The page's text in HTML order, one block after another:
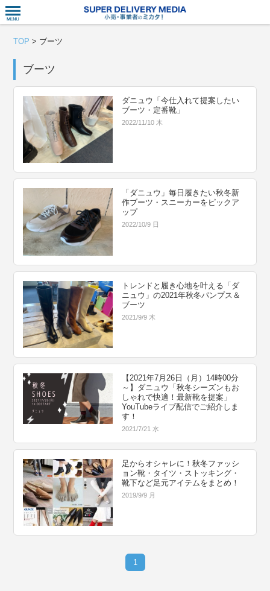
TOP > ブーツ
ブーツ
ダニュウ「今仕入れて提案したい
ブーツ・定番靴」
2022/11/10 木
「ダニュウ」毎日履きたい秋冬新
作ブーツ・スニーカーをピックア
ップ
2022/10/9 日
トレンドと履き心地を叶える「ダ
ニュウ」の2021年秋冬パンプス＆
ブーツ
2021/9/9 木
【2021年7月26日（月）14時00分
～】ダニュウ「秋冬シーズンもお
しゃれで快適！最新靴を提案」
YouTubeライブ配信でご紹介しま
す！
2021/7/21 水
足からオシャレに！秋冬ファッシ
ョン靴・タイツ・ストッキング・
靴下など足元アイテムをまとめ！
2019/9/9 月
1